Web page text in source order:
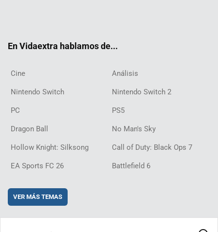
En Vidaextra hablamos de...
Cine Análisis
Nintendo Switch Nintendo Switch 2
PC PS5
Dragon Ball No Man's Sky
Hollow Knight: Silksong Call of Duty: Black Ops 7
EA Sports FC 26 Battlefield 6
VER MÁS TEMAS